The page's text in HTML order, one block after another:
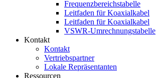
Frequenzbereichstabelle
Leitfaden für Koaxialkabel
Leitfaden für Koaxialkabel
VSWR-Umrechnungstabelle
Kontakt
Kontakt
Vertriebspartner
Lokale Repräsentanten
Ressourcen